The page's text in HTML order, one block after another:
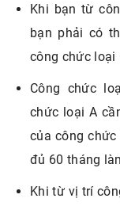
Khi bạn từ
bạn phải có
công chức loại
Công chức
chức loại A
của công
đủ 60 tháng
Khi từ vị trí